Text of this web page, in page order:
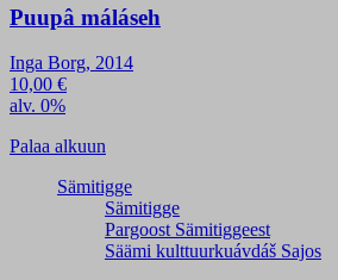
Puupâ máláseh
Inga Borg, 2014
10,00 €
alv. 0%
Palaa alkuun
Sämitigge
Sämitigge
Pargoost Sämitiggeest
Säämi kulttuurkuávdáš Sajos